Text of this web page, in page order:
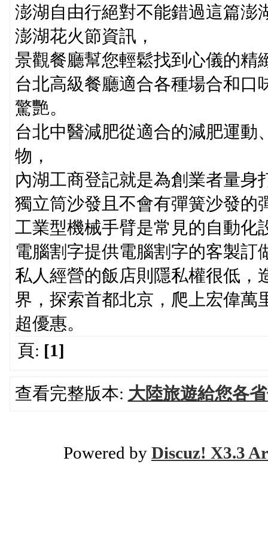
澎湖自由行絕對不能錯過這篇澎
澎湖花火節資訊，
景觀餐廳幫您輕鬆找到心儀的精
台北高級餐廳適合各種場合和口
驚艷。
台北中醫減肥從適合的減肥運動
物，
內湖工商登記就是為創業者量身
獨立筒沙發且不會有彈簧沙發的
工業型機械手臂是常見的自動化
電腦割字提供電腦割字的客製訂
私人經營的飯店則隱私權很低，
界，探索首都北京，爬上宏偉萬
超優惠。
頁: [1]
查看完整版本: 大陸旅遊給您各
Powered by Discuz! X3.3